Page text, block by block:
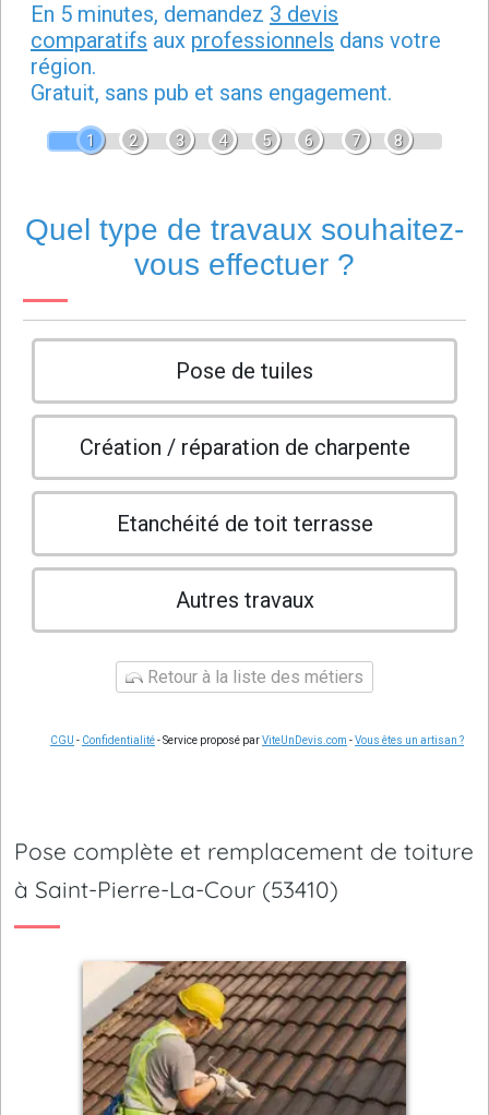
En 5 minutes, demandez 3 devis
comparatifs aux professionnels dans votre
région.
Gratuit, sans pub et sans engagement.
1 2 3 4 5 6 7 8
Quel type de travaux souhaitez-
vous effectuer ?
Pose de tuiles
Création / réparation de charpente
Etanchéité de toit terrasse
Autres travaux
Retour à la liste des métiers
CGU - Confidentialité- Service proposé parViteUnDevis.com -Vous êtes un artisan ?
Pose complète et remplacement de toiture
à Saint-Pierre-La-Cour (53410)